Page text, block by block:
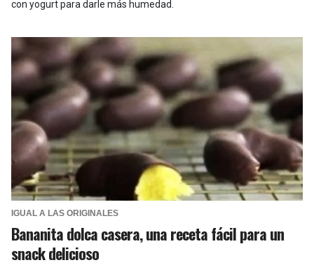
con yogurt para darle más humedad.
IGUAL A LAS ORIGINALES
Bananita dolca casera, una receta fácil para un
snack delicioso